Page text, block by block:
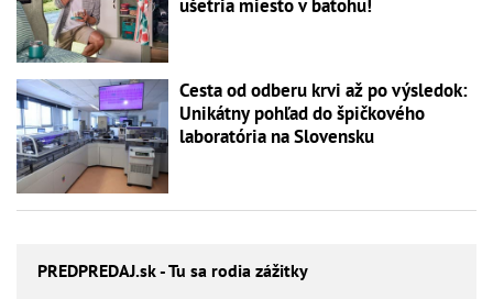
ušetria miesto v batohu!
Cesta od odberu krvi až po výsledok:
Unikátny pohľad do špičkového
laboratória na Slovensku
PREDPREDAJ.sk - Tu sa rodia zážitky